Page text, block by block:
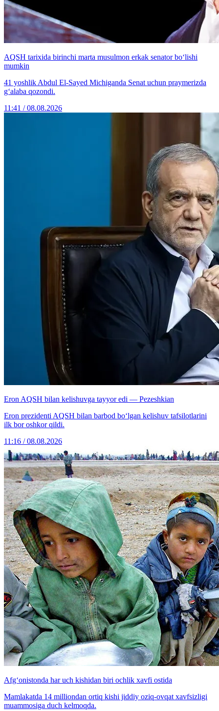
AQSH tarixida birinchi marta musulmon erkak senator bo‘lishi
mumkin
41 yoshlik Abdul El-Sayed Michiganda Senat uchun praymerizda
g‘alaba qozondi.
11:41 / 08.08.2026
Eron AQSH bilan kelishuvga tayyor edi — Pezeshkian
Eron prezidenti AQSH bilan barbod bo‘lgan kelishuv tafsilotlarini
ilk bor oshkor qildi.
11:16 / 08.08.2026
Afg‘onistonda har uch kishidan biri ochlik xavfi ostida
Mamlakatda 14 milliondan ortiq kishi jiddiy oziq-ovqat xavfsizligi
muammosiga duch kelmoqda.